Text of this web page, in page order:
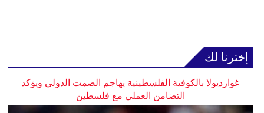
إخترنا لك
غوارديولا بالكوفية الفلسطينية يهاجم الصمت الدولي ويؤكد
التضامن العملي مع فلسطين